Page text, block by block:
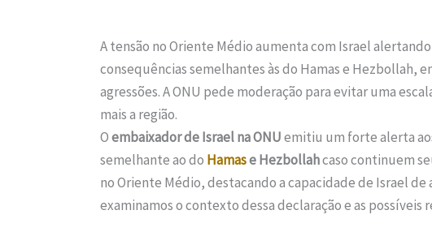
A tensão no Oriente Médio aumenta com Israel
consequências semelhantes às do Hamas e Hezbollah,
agressões. A ONU pede moderação para evitar uma
mais a região.
Oembaixador de Israel na ONUemitiu um forte alerta
semelhante ao do Hamase Hezbollahcaso continuem
no Oriente Médio, destacando a capacidade de Israel
examinamos o contexto dessa declaração e as